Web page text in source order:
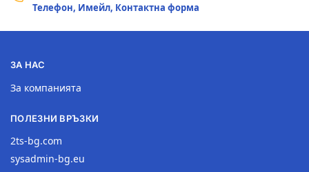
Телефон, Имейл, Контактна форма
ЗА НАС
За компанията
ПОЛЕЗНИ ВРЪЗКИ
2ts-bg.com
sysadmin-bg.eu